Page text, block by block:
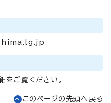
をご覧ください。
このページの先頭へ戻る